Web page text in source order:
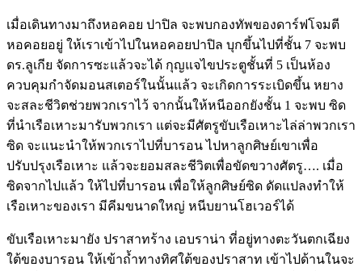
เมื่อเดินทางมาถึงหอคอย ปาปิล จะพบกองทัพของดาร์ฟโจมตี
หอคอยอยู่ ให้เราเข้าไปในหอคอยปาปิล บุกขึ้นไปที่ชั้น 7 จะพบ
ดร.ลูเกีย จัดการซะแล้วจะได้ กุญแจไขประตูชั้นที่ 5 เป็นห้อง
ควบคุมกำจัดมอนสเตอร์ในนั้นแล้ว จะเกิดการระเบิดขึ้น หยาง
จะสละชีวิตช่วยพวกเราไว้ จากนั้นให้หนีออกยังชั้น 1 จะพบ ซิด
ที่นำเรือเหาะมารับพวกเรา แต่จะมีศัตรูขับเรือเหาะไล่ล่าพวกเรา
ซิด จะแนะนำให้พวกเราไปที่บารอน ไปหาลูกศิษย์เขาเพื่อ
ปรับปรุงเรือเหาะ แล้วจะยอมสละชีวิตเพื่อขัดขวางศัตรู…. เมื่อ
ซิดจากไปแล้ว ให้ไปที่บารอน เพื่อให้ลูกศิษย์ซิด ดัดแปลงทำให้
เรือเหาะของเรา มีคีมขนาดใหญ่ หนีบยานโฮเวอร์ได้
ขับเรือเหาะมายัง ปราสาทร้าง เอบราน่า ที่อยู่ทางตะวันตกเฉียง
ใต้ของบารอน ให้เข้าถ้ำทางทิศใต้ของปราสาท เข้าไปด้านในจะ